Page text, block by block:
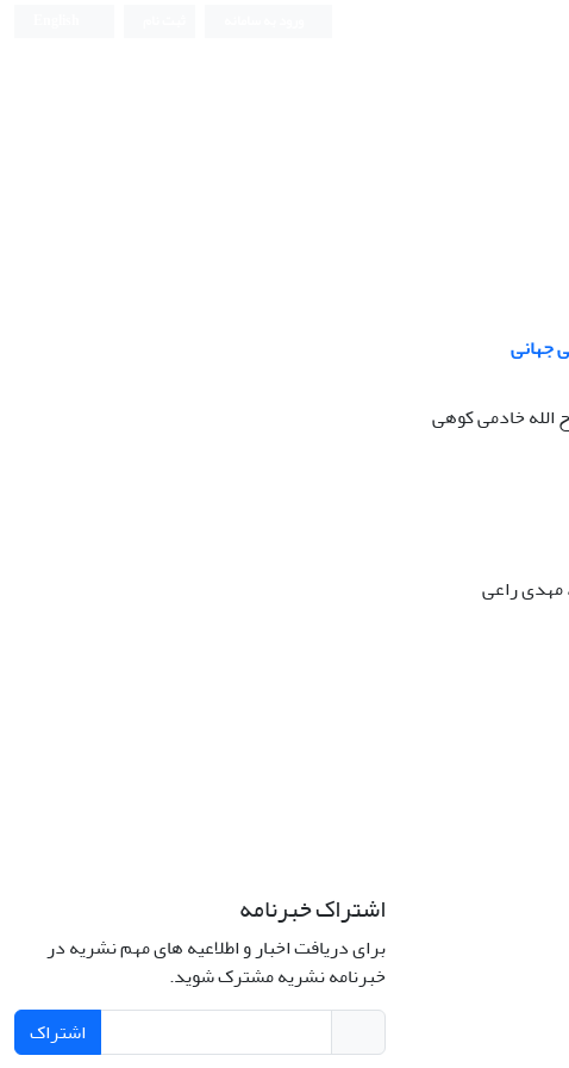
جهانی
الله خادمی کوهی
مهدی راعی
اشتراک خبرنامه
برای دریافت اخبار و اطلاعیه های مهم نشریه در
خبرنامه نشریه مشترک شوید.
اشتراک